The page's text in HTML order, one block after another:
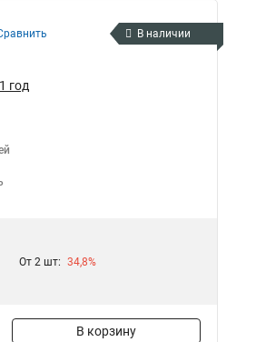
В наличии
год
От 2 шт: 34,8%
В корзину